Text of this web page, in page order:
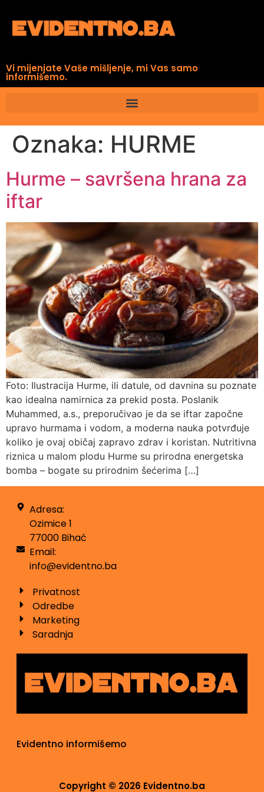
Vi mijenjate Vaše mišljenje, mi Vas samo
informišemo.
Oznaka: HURME
Hurme – savršena hrana za
iftar
Foto: Ilustracija Hurme, ili datule, od davnina su poznate
kao idealna namirnica za prekid posta. Poslanik
Muhammed, a.s., preporučivao je da se iftar započne
upravo hurmama i vodom, a moderna nauka potvrđuje
koliko je ovaj običaj zapravo zdrav i koristan. Nutritivna
riznica u malom plodu Hurme su prirodna energetska
bomba – bogate su prirodnim šećerima […]
Adresa:
Ozimice 1
77000 Bihać
Email:
info@evidentno.ba
Privatnost
Odredbe
Marketing
Saradnja
Evidentno informišemo
Copyright © 2026 Evidentno.ba